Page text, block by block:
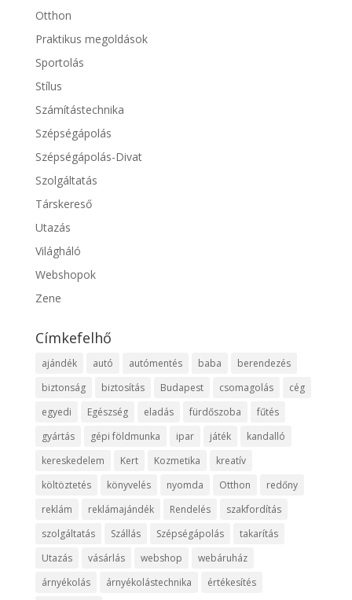
Otthon
Praktikus megoldások
Sportolás
Stílus
Számítástechnika
Szépségápolás
Szépségápolás-Divat
Szolgáltatás
Társkereső
Utazás
Világháló
Webshopok
Zene
Címkefelhő
ajándék autó autómentés baba
berendezés
biztonság
biztosítás Budapest csomagolás
cég
egyedi
Egészség eladás fürdőszoba
fűtés
gyártás
gépi földmunka ipar játék
kandalló
kereskedelem
Kert Kozmetika
kreatív
költöztetés
könyvelés nyomda Otthon
redőny
reklám
reklámajándék Rendelés
szakfordítás
szolgáltatás
Szállás Szépségápolás
takarítás
Utazás
vásárlás webshop
webáruház
árnyékolás
árnyékolástechnika
értékesítés